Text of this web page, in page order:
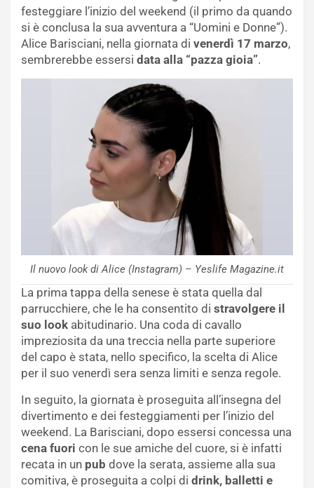
festeggiare l’inizio del weekend (il primo da quando
si è conclusa la sua avventura a “Uomini e Donne”).
Alice Barisciani, nella giornata di venerdì 17 marzo,
sembrerebbe essersi data alla “pazza gioia”.
Il nuovo look di Alice (Instagram) – Yeslife Magazine.it
La prima tappa della senese è stata quella dal
parrucchiere, che le ha consentito di stravolgere il
suo look abitudinario. Una coda di cavallo
impreziosita da una treccia nella parte superiore
del capo è stata, nello specifico, la scelta di Alice
per il suo venerdì sera senza limiti e senza regole.
In seguito, la giornata è proseguita all’insegna del
divertimento e dei festeggiamenti per l’inizio del
weekend. La Barisciani, dopo essersi concessa una
cena fuori con le sue amiche del cuore, si è infatti
recata in un pub dove la serata, assieme alla sua
comitiva, è proseguita a colpi di drink, balletti e